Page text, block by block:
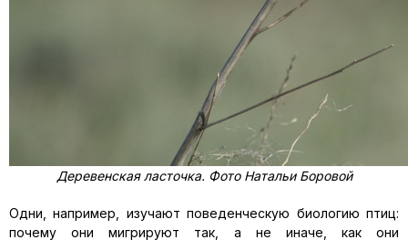
Деревенская ласточка. Фото Натальи Боровой
Одни, например, изучают поведенческую биологию птиц:
почему они мигрируют так, а не иначе, как они